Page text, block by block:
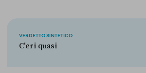
VERDETTO SINTETICO
C'eri quasi